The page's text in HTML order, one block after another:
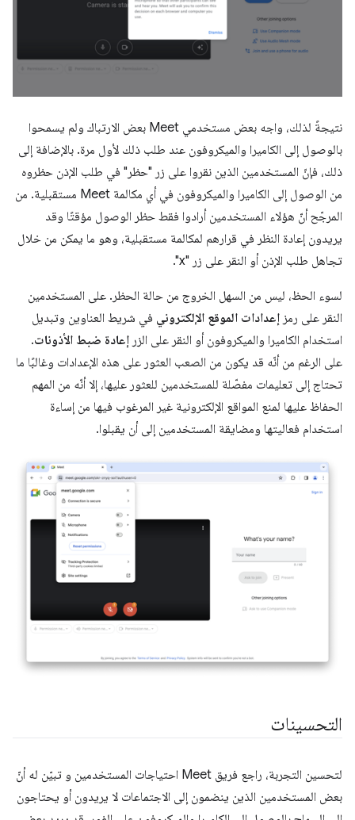
نتيجةً لذلك، واجه بعض مستخدمي Meet بعض الارتباك ولم يسمحوا
بالوصول إلى الكاميرا والميكروفون عند طلب ذلك لأول مرة. بالإضافة إلى
ذلك، فإنّ المستخدمين الذين نقروا على زر "حظر" في طلب الإذن حظروه
من الوصول إلى الكاميرا والميكروفون في أي مكالمة Meet مستقبلية. من
المرجّح أنّ هؤلاء المستخدمين أرادوا فقط حظر الوصول مؤقتًا وقد
يريدون إعادة النظر في قرارهم لمكالمة مستقبلية، وهو ما يمكن من خلال
تجاهل طلب الإذن أو النقر على زر "x".
لسوء الحظ، ليس من السهل الخروج من حالة الحظر. على المستخدمين
النقر على رمز إعدادات الموقع الإلكتروني في شريط العناوين وتبديل
استخدام الكاميرا والميكروفون أو النقر على الزر إعادة ضبط الأذونات.
على الرغم من أنّه قد يكون من الصعب العثور على هذه الإعدادات وغالبًا ما
تحتاج إلى تعليمات مفصّلة للمستخدمين للعثور عليها، إلا أنّه من المهم
الحفاظ عليها لمنع المواقع الإلكترونية غير المرغوب فيها من إساءة
استخدام فعاليتها ومضايقة المستخدمين إلى أن يقبلوا.
التحسينات
لتحسين التجربة، راجع فريق Meet احتياجات المستخدمين و تبيّن له أنّ
بعض المستخدمين الذين ينضمون إلى الاجتماعات لا يريدون أو يحتاجون